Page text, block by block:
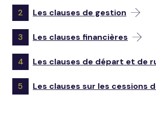
2 Les clauses de gestion
3 Les clauses financières
4 Les clauses de départ et de
5 Les clauses sur les cessions